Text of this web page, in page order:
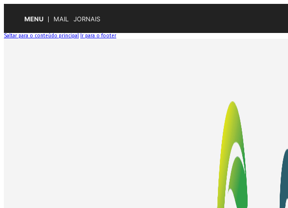
MENU MAIL JORNAIS
Saltar para o conteúdo principal Ir para o footer